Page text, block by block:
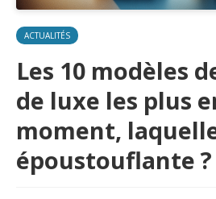
ACTUALITÉS
Les 10 modèles
de luxe les plus
moment,
époustouflante ?